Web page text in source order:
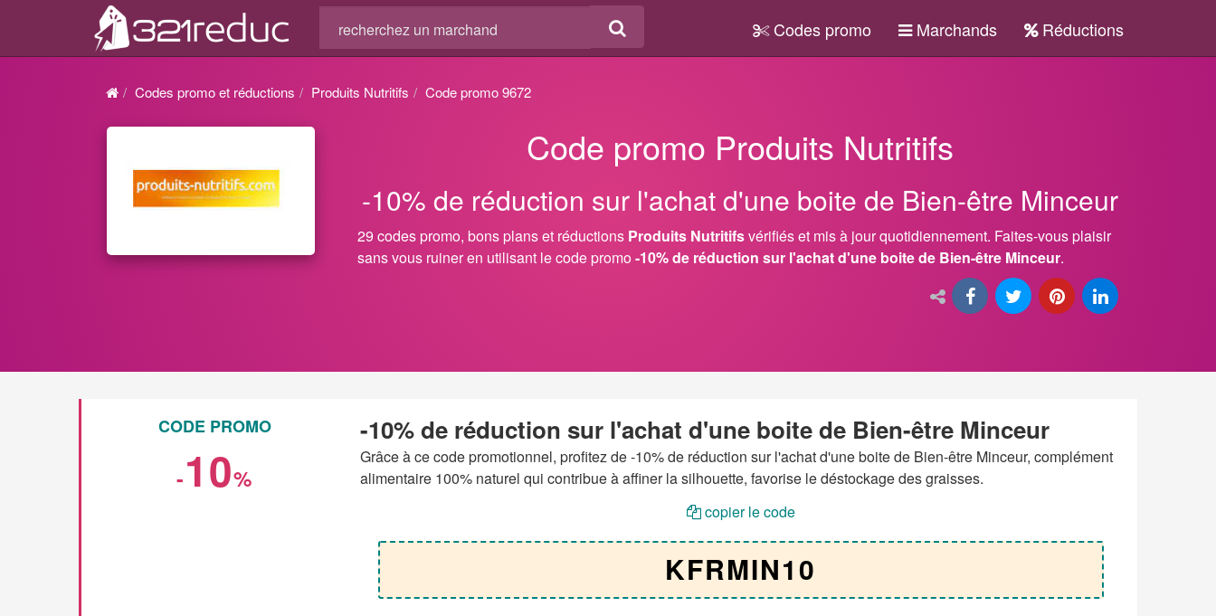
Codes promo Marchands Réductions
Codes promo et réductions Produits Nutritifs Code promo 9672
Code promo Produits Nutritifs
-10% de réduction sur l'achat d'une boite de Bien-être Minceur
29 codes promo, bons plans et réductions Produits Nutritifsvérifiés et mis à jour quotidiennement. Faites-vous plaisir
sans vous ruiner en utilisant le code promo -10% de réduction sur l'achat d'une boite de Bien-être Minceur.
CODE PROMO
-10%
-10% de réduction sur l'achat d'une boite de Bien-être Minceur
Grâce à ce code promotionnel, profitez de -10% de réduction sur l'achat d'une boite de Bien-être Minceur, complément
alimentaire 100% naturel qui contribue à affiner la silhouette, favorise le déstockage des graisses.
copier le code
KFRMIN10